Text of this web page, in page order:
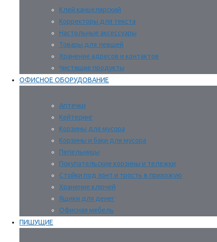
Клей канцелярский
Корректоры для текста
Настольные аксессуары
Товары для левшей
Хранение адресов и контактов
Чистящие продукты
ОФИСНОЕ ОБОРУДОВАНИЕ
Аптечки
Кейтеринг
Корзины для мусора
Корзины и баки для мусора
Пепельницы
Покупательские корзины и тележки
Стойки под зонт и трость в прихожую
Хранение ключей
Ящики для денег
Офисная мебель
ПИШУЩИЕ